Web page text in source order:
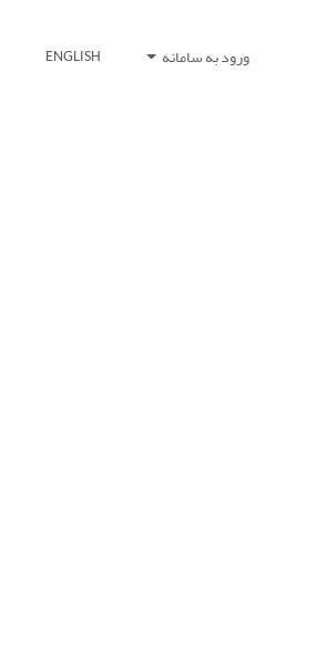
ورود به سامانه ENGLISH